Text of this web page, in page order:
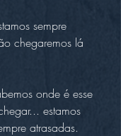
sempre
chegaremos lá
onde é esse
estamos
atrasadas.